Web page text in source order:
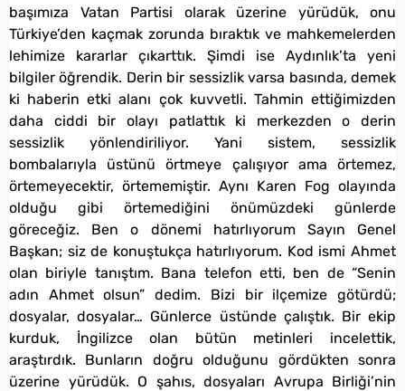
başımıza Vatan Partisi olarak üzerine yürüdük, onu
Türkiye’den kaçmak zorunda bıraktık ve mahkemelerden
lehimize kararlar çıkarttık. Şimdi ise Aydınlık’ta yeni
bilgiler öğrendik. Derin bir sessizlik varsa basında, demek
ki haberin etki alanı çok kuvvetli. Tahmin ettiğimizden
daha ciddi bir olayı patlattık ki merkezden o derin
sessizlik yönlendiriliyor. Yani sistem, sessizlik
bombalarıyla üstünü örtmeye çalışıyor ama örtemez,
örtemeyecektir, örtememiştir. Aynı Karen Fog olayında
olduğu gibi örtemediğini önümüzdeki günlerde
göreceğiz. Ben o dönemi hatırlıyorum Sayın Genel
Başkan; siz de konuştukça hatırlıyorum. Kod ismi Ahmet
olan biriyle tanıştım. Bana telefon etti, ben de “Senin
adın Ahmet olsun” dedim. Bizi bir ilçemize götürdü;
dosyalar, dosyalar… Günlerce üstünde çalıştık. Bir ekip
kurduk, İngilizce olan bütün metinleri incelettik,
araştırdık. Bunların doğru olduğunu gördükten sonra
üzerine yürüdük. O şahıs, dosyaları Avrupa Birliği’nin